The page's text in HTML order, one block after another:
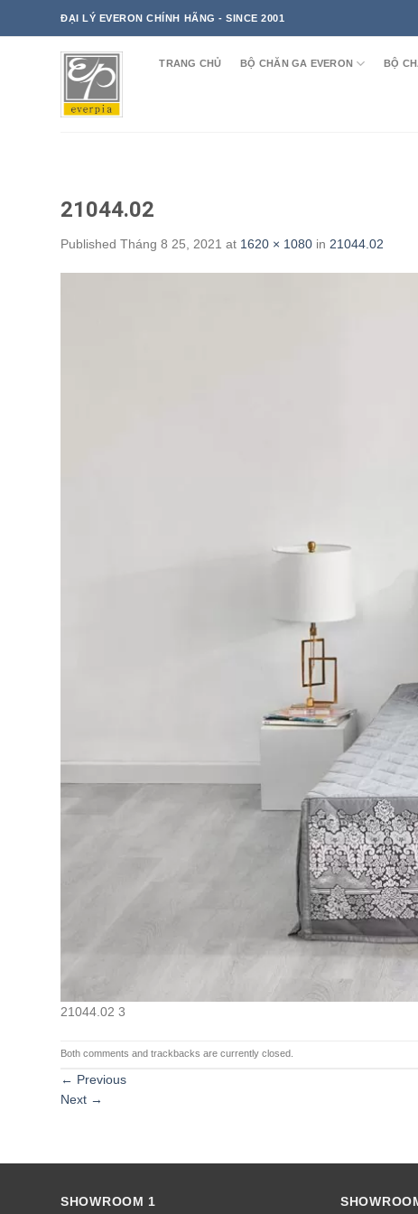
ĐẠI LÝ EVERON CHÍNH HÃNG - SINCE 2001
TRANG CHỦ BỘ CHĂN GA EVERON BỘ
21044.02
Published Tháng 8 25, 2021 at 1620 × 1080 in 21044.02
21044.02 3
Both comments and trackbacks are currently closed.
← Previous
Next →
SHOWROOM 1